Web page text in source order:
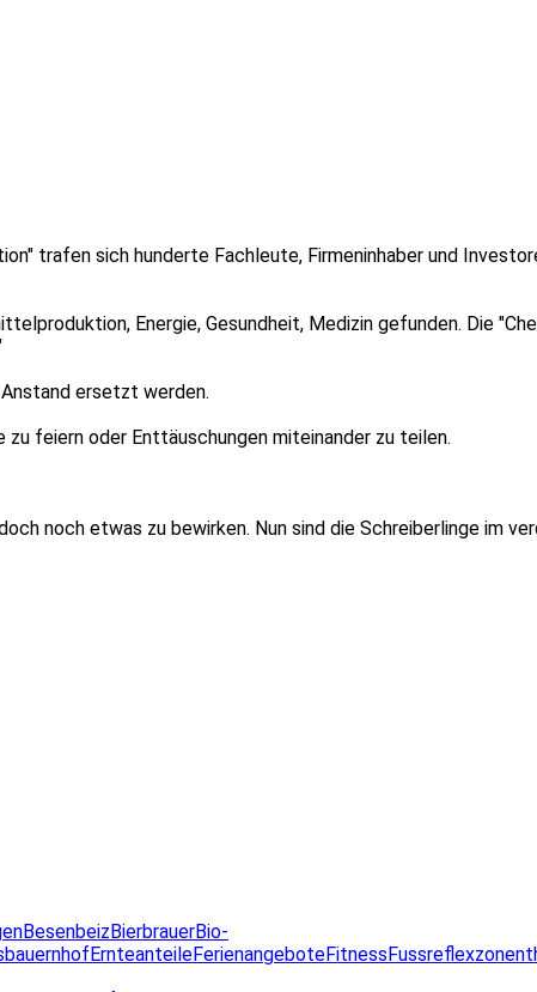
trafen sich hunderte Fachleute, Firmeninhaber und
Energie, Gesundheit, Medizin gefunden. Die
ersetzt werden.
feiern oder Enttäuschungen miteinander zu teilen.
noch etwas zu bewirken. Nun sind die Schreiberlinge im
BesenbeizBierbrauerBio-
ErnteanteileFerienangeboteFitness